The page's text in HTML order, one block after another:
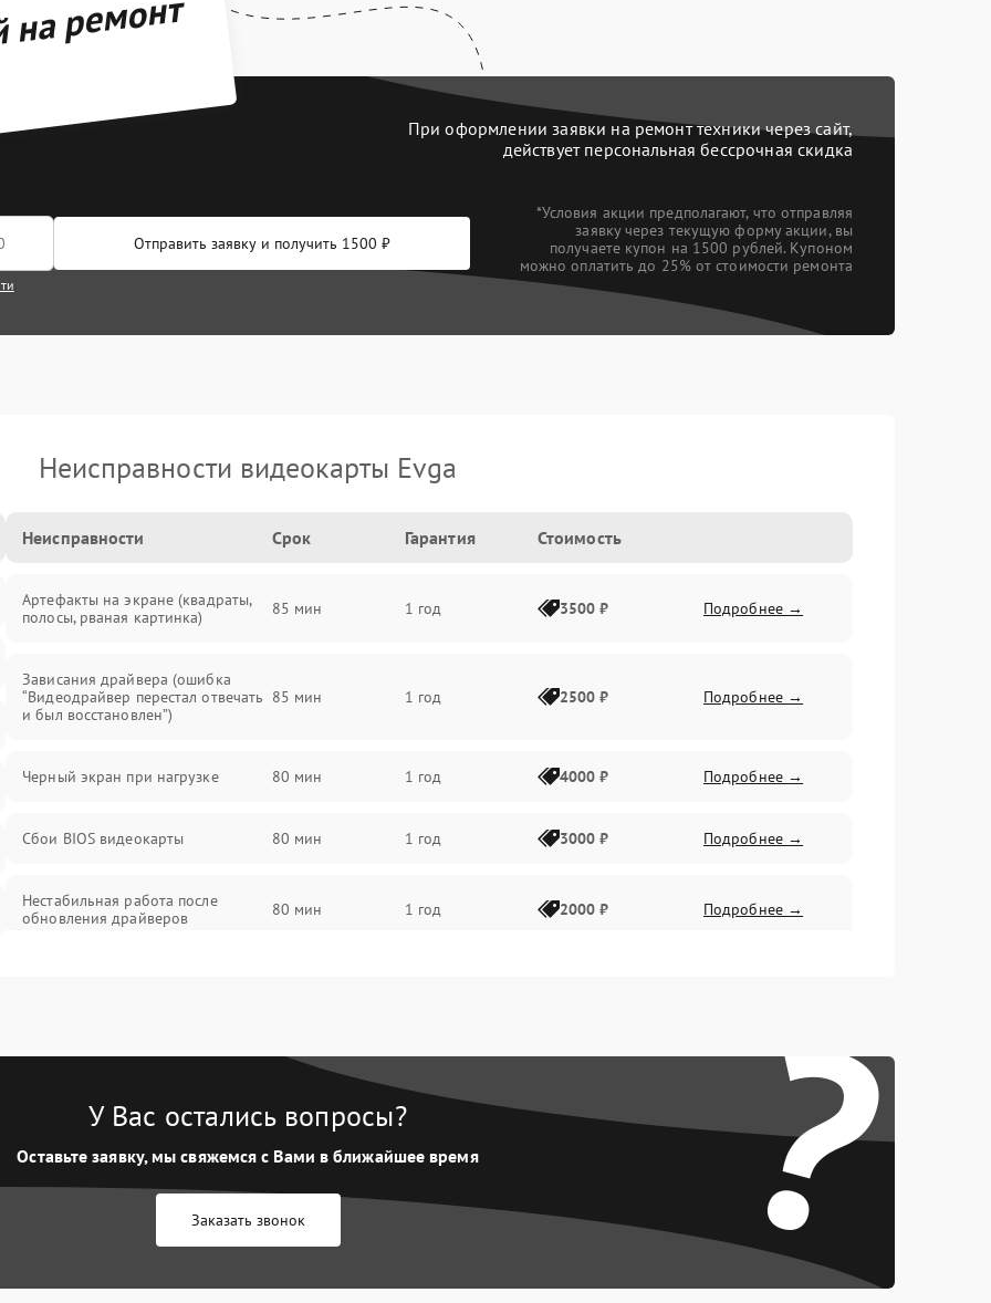
ремонт
При оформлении заявки на ремонт техники через сайт,
действует персональная бессрочная скидка
Отправить заявку и получить 1500 ₽
*Условия акции предполагают, что отправляя
заявку через текущую форму акции, вы
получаете купон на 1500 рублей. Купоном
можно оплатить до 25% от стоимости ремонта
Неисправности видеокарты Evga
Неисправности Срок Гарантия Стоимость
Артефакты на экране (квадраты,
полосы, рваная картинка)
85 мин 1 год 3500 ₽ Подробнее →
Зависания драйвера (ошибка
“Видеодрайвер перестал отвечать
и был восстановлен”)
85 мин 1 год 2500 ₽ Подробнее →
Черный экран при нагрузке 80 мин 1 год 4000 ₽ Подробнее →
Сбои BIOS видеокарты 80 мин 1 год 3000 ₽ Подробнее →
Нестабильная работа после
обновления драйверов
80 мин 1 год 2000 ₽ Подробнее →
?
У Вас остались вопросы?
Оставьте заявку, мы свяжемся с Вами в ближайшее время
Заказать звонок